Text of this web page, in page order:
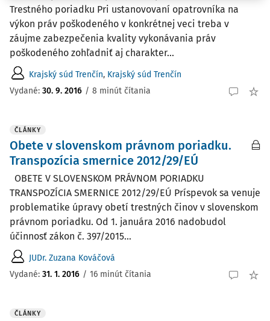
Trestného poriadku Pri ustanovovaní opatrovníka na
výkon práv poškodeného v konkrétnej veci treba v
záujme zabezpečenia kvality vykonávania práv
poškodeného zohľadniť aj charakter...
Krajský súd Trenčín, Krajský súd Trenčín
Vydané: 30. 9. 2016 / 8 minút čítania
ČLÁNKY
Obete v slovenskom právnom poriadku.
Transpozícia smernice 2012/29/EÚ
OBETE V SLOVENSKOM PRÁVNOM PORIADKU
TRANSPOZÍCIA SMERNICE 2012/29/EÚ Príspevok sa venuje
problematike úpravy obetí trestných činov v slovenskom
právnom poriadku. Od 1. januára 2016 nadobudol
účinnosť zákon č. 397/2015...
JUDr. Zuzana Kováčová
Vydané: 31. 1. 2016 / 16 minút čítania
ČLÁNKY